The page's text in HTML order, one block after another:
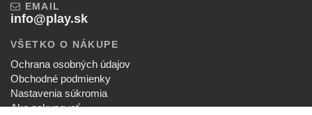
EMAIL
info@play.sk
VŠETKO O NÁKUPE
Ochrana osobných údajov
Obchodné podmienky
Nastavenia súkromia
Ako nakupovať